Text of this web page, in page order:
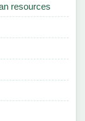
resources